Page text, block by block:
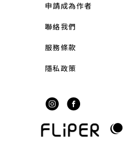
申請成為作者
聯絡我們
服務條款
隱私政策